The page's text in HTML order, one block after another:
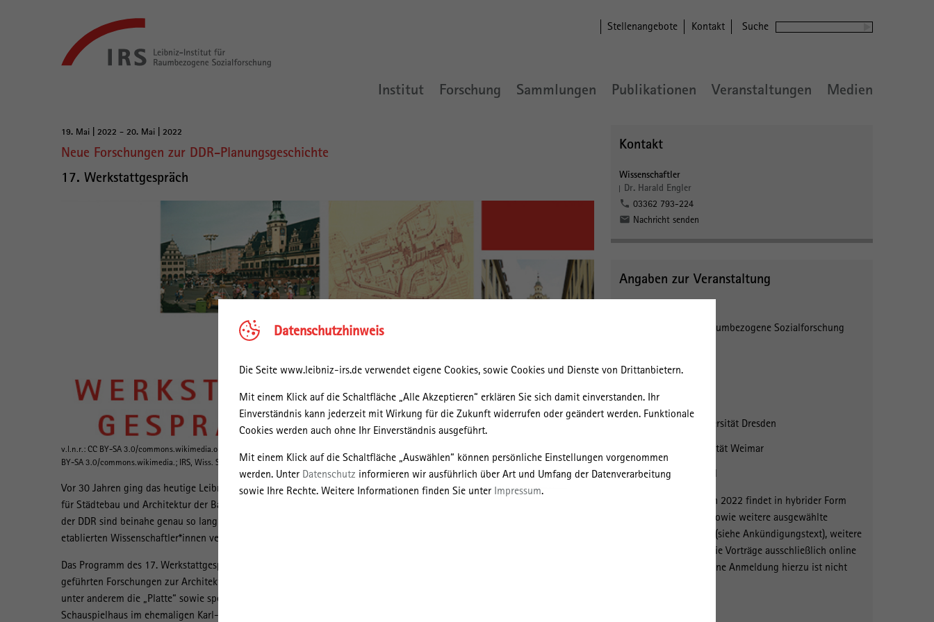
Datenschutzhinweis
Die Seite www.leibniz-irs.de verwendet eigene Cookies, sowie Cookies und Dienste von Drittanbietern.
Mit einem Klick auf die Schaltfläche „Alle Akzeptieren“ erklären Sie sich damit einverstanden. Ihr
Einverständnis kann jederzeit mit Wirkung für die Zukunft widerrufen oder geändert werden. Funktionale
Cookies werden auch ohne Ihr Einverständnis ausgeführt.
Mit einem Klick auf die Schaltfläche „Auswählen“ können persönliche Einstellungen vorgenommen
werden. Unter Datenschutz informieren wir ausführlich über Art und Umfang der Datenverarbeitung
sowie Ihre Rechte. Weitere Informationen finden Sie unter Impressum.
Raumbezogene
Stellenangebote Kontakt Suche
Institut Forschung Sammlungen Publikationen Veranstaltungen Medien
Hauptinhalt
19. Mai | 2022 - 20. Mai | 2022
Neue Forschungen zur DDR-Planungsgeschichte
17. Werkstattgespräch
v.l.n.r.: CC BY-SA 3.0/commons.wikimedia.org; IRS, Wiss. Sammlungen, Bildarchiv; IRS, Wiss. Sammlungen, Bildarchiv; Appaloosa/Eigenes Werk/CC
BY-SA 3.0/commons.wikimedia.; IRS, Wiss. Sammlungen, Bildarchiv
Vor 30 Jahren ging das heutige Leibniz-Institut für Raumbezogene Sozialforschung (IRS) aus dem Nachlass des Instituts
für Städtebau und Architektur der Bauakademie der DDR hervor. Die Werkstattgespräche zur Bau- und Planungsgeschichte
der DDR sind beinahe genau so lang ein Forum zur Diskussion neuer Forschungsergebnisse zwischen jüngeren und
etablierten Wissenschaftler*innen verschiedener Disziplinen sowie Zeitzeug*innen.
Das Programm des 17. Werkstattgesprächs spiegelt die diversen Planungsansätze und -methoden der international
geführten Forschungen zur Architektur- und Städtebaugeschichte der DDR wider. Im Fokus stehen als klassische Themen
unter anderem die „Platte“ sowie spezielle Bautypologien wie Sportstätten, Bauten der Staatssicherheit sowie das
Schauspielhaus im ehemaligen Karl-Marx-Stadt. Ein Schwerpunkt dieses Werkstattgesprächs bilden Analysen zu
Kontakt
Wissenschaftler
Dr. Harald Engler
03362 793-224
Nachricht senden
Angaben zur Veranstaltung
Leibniz-Institut für Raumbezogene Sozialforschung
In Kooperation mit:
TU Berlin
Technische Universität Dresden
Bauhaus Universität Weimar
Universität Kassel
Das Werkstattgespräch 2022 findet in hybrider Form
statt. Referent*innen sowie weitere ausgewählte
Personen sind vor Ort (siehe Ankündigungstext), weitere
Interessierte können die Vorträge ausschließlich online
via Zoom verfolgen. Eine Anmeldung hierzu ist nicht